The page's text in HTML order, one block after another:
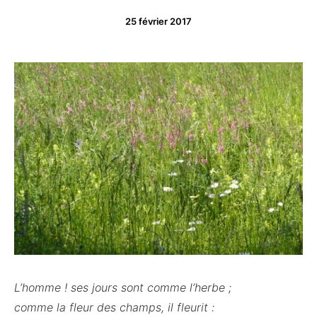
25 février 2017
L’homme ! ses jours sont comme l’herbe ;
comme la fleur des champs, il fleurit :